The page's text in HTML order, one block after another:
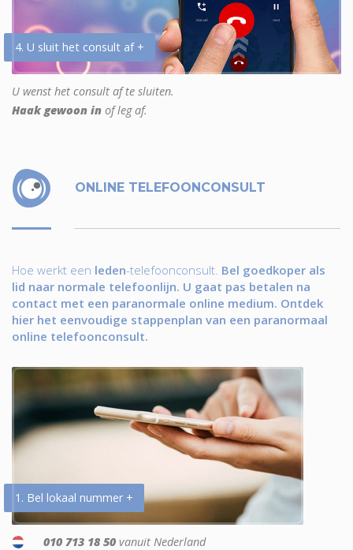
4. U sluit het consult af +
U wenst het consult af te sluiten.
Haak gewoon in of leg af.
ONLINE TELEFOONCONSULT
Hoe werkt een leden-telefoonconsult. Bel goedkoper als
lid naar normale telefoonlijn. U gaat pas betalen na
contact met een paranormale online medium. Ontdek
hier het eenvoudige stappenplan van een paranormaal
online telefoonconsult.
1. Bel lokaal nummer +
010 713 18 50 vanuit Nederland